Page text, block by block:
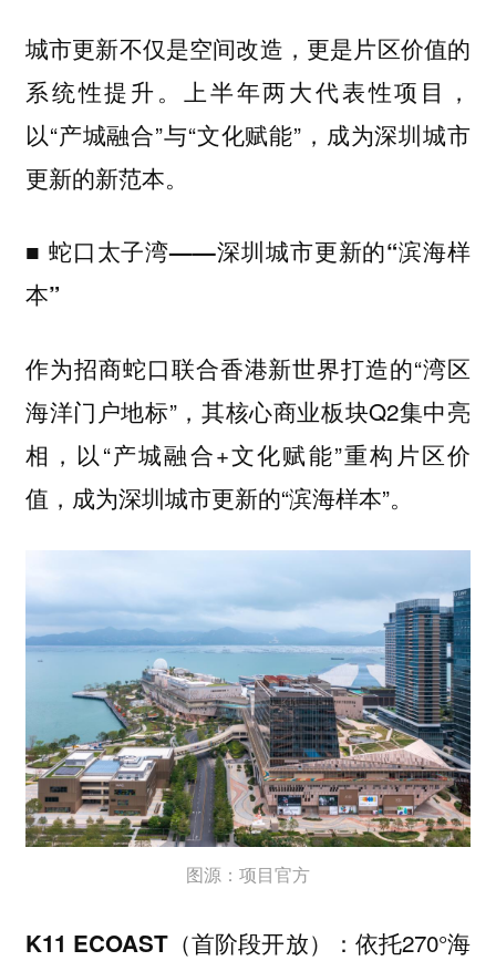
城市更新不仅是空间改造，更是片区价值的
系统性提升。上半年两大代表性项目，
以“产城融合”与“文化赋能”，成为深圳城市
更新的新范本。
■ 蛇口太子湾——深圳城市更新的“滨海样
本”
作为招商蛇口联合香港新世界打造的“湾区
海洋门户地标”，其核心商业板块Q2集中亮
相，以“产城融合+文化赋能”重构片区价
值，成为深圳城市更新的“滨海样本”。
图源：项目官方
K11 ECOAST（首阶段开放）： 依托270°海